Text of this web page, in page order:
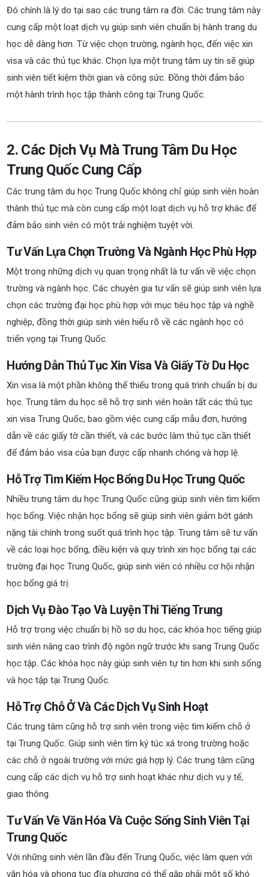
Đó chính là lý do tại sao các trung tâm ra đời. Các trung tâm này
cung cấp một loạt dịch vụ giúp sinh viên chuẩn bị hành trang du
học dễ dàng hơn. Từ việc chọn trường, ngành học, đến việc xin
visa và các thủ tục khác. Chọn lựa một trung tâm uy tín sẽ giúp
sinh viên tiết kiệm thời gian và công sức. Đồng thời đảm bảo
một hành trình học tập thành công tại Trung Quốc.
2. Các Dịch Vụ Mà Trung Tâm Du Học
Trung Quốc Cung Cấp
Các trung tâm du học Trung Quốc không chỉ giúp sinh viên hoàn
thành thủ tục mà còn cung cấp một loạt dịch vụ hỗ trợ khác để
đảm bảo sinh viên có một trải nghiệm tuyệt vời.
Tư Vấn Lựa Chọn Trường Và Ngành Học Phù Hợp
Một trong những dịch vụ quan trọng nhất là tư vấn về việc chọn
trường và ngành học. Các chuyên gia tư vấn sẽ giúp sinh viên lựa
chọn các trường đại học phù hợp với mục tiêu học tập và nghề
nghiệp, đồng thời giúp sinh viên hiểu rõ về các ngành học có
triển vọng tại Trung Quốc.
Hướng Dẫn Thủ Tục Xin Visa Và Giấy Tờ Du Học
Xin visa là một phần không thể thiếu trong quá trình chuẩn bị du
học. Trung tâm du học sẽ hỗ trợ sinh viên hoàn tất các thủ tục
xin visa Trung Quốc, bao gồm việc cung cấp mẫu đơn, hướng
dẫn về các giấy tờ cần thiết, và các bước làm thủ tục cần thiết
để đảm bảo visa của bạn được cấp nhanh chóng và hợp lệ.
Hỗ Trợ Tìm Kiếm Học Bổng Du Học Trung Quốc
Nhiều trung tâm du học Trung Quốc cũng giúp sinh viên tìm kiếm
học bổng. Việc nhận học bổng sẽ giúp sinh viên giảm bớt gánh
nặng tài chính trong suốt quá trình học tập. Trung tâm sẽ tư vấn
về các loại học bổng, điều kiện và quy trình xin học bổng tại các
trường đại học Trung Quốc, giúp sinh viên có nhiều cơ hội nhận
học bổng giá trị.
Dịch Vụ Đào Tạo Và Luyện Thi Tiếng Trung
Hỗ trợ trong việc chuẩn bị hồ sơ du học, các khóa học tiếng giúp
sinh viên nâng cao trình độ ngôn ngữ trước khi sang Trung Quốc
học tập. Các khóa học này giúp sinh viên tự tin hơn khi sinh sống
và học tập tại Trung Quốc.
Hỗ Trợ Chỗ Ở Và Các Dịch Vụ Sinh Hoạt
Các trung tâm cũng hỗ trợ sinh viên trong việc tìm kiếm chỗ ở
tại Trung Quốc. Giúp sinh viên tìm ký túc xá trong trường hoặc
các chỗ ở ngoài trường với mức giá hợp lý. Các trung tâm cũng
cung cấp các dịch vụ hỗ trợ sinh hoạt khác như dịch vụ y tế,
giao thông.
Tư Vấn Về Văn Hóa Và Cuộc Sống Sinh Viên Tại
Trung Quốc
Với những sinh viên lần đầu đến Trung Quốc, việc làm quen với
văn hóa và phong tục địa phương có thể gặp phải một số khó